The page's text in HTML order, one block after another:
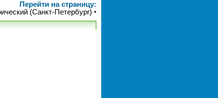
Перейти на страницу:
(Санкт-Петербург)